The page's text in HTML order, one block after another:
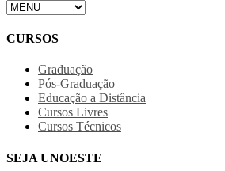
CURSOS
Graduação
Pós-Graduação
Educação a Distância
Cursos Livres
Cursos Técnicos
SEJA UNOESTE